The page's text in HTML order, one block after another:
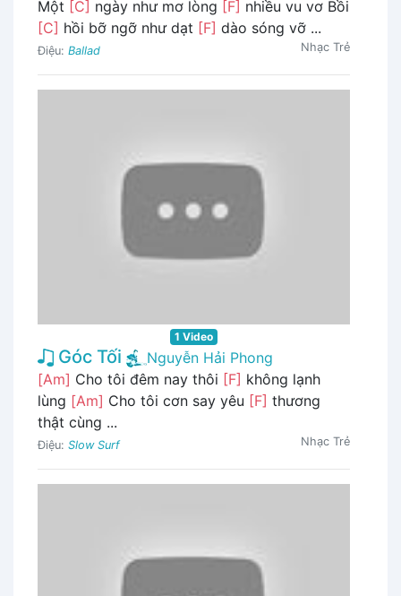
Một [C] ngày như mơ lòng [F] nhiều vu vơ Bồi
[C] hồi bỡ ngỡ như dạt [F] dào sóng vỡ ...
Điệu: Ballad Nhạc Trẻ
1 Video
Góc Tối
Nguyễn Hải Phong
[Am] Cho tôi đêm nay thôi [F] không lạnh
lùng [Am] Cho tôi cơn say yêu [F] thương
thật cùng ...
Điệu: Slow Surf Nhạc Trẻ